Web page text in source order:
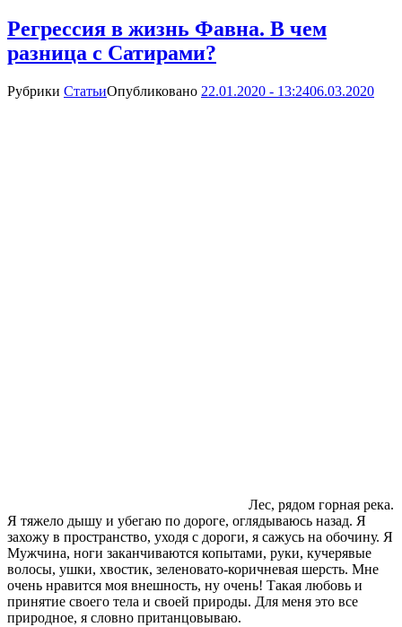
Регрессия в жизнь Фавна. В чем
разница с Сатирами?
Рубрики СтатьиОпубликовано 22.01.2020 - 13:2406.03.2020
Лес, рядом горная река.
Я тяжело дышу и убегаю по дороге, оглядываюсь назад. Я
захожу в пространство, уходя с дороги, я сажусь на обочину. Я
Мужчина, ноги заканчиваются копытами, руки, кучерявые
волосы, ушки, хвостик, зеленовато-коричневая шерсть. Мне
очень нравится моя внешность, ну очень! Такая любовь и
принятие своего тела и своей природы. Для меня это все
природное, я словно пританцовываю.